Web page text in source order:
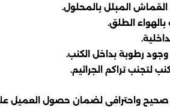
واحترافي لضمان حصول العميل